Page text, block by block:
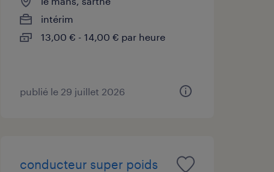
intérim
13,00 € - 14,00 € par heure
publié le 29 juillet 2026
conducteur super poids